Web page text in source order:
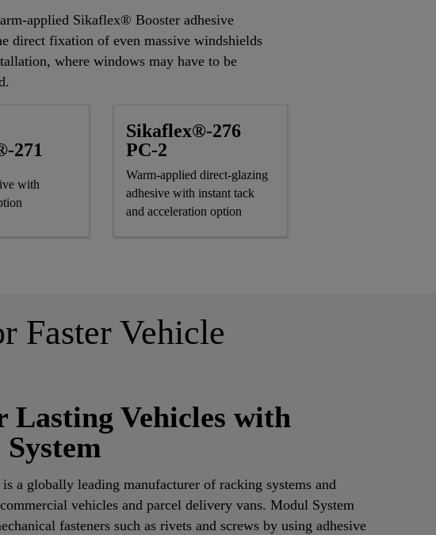
applied Sikaflex® Booster adhesive
direct fixation of even massive windshields
where windows may have to be
271
with
Sikaflex®-276
PC-2
Warm-applied direct-glazing
adhesive with instant tack
and acceleration option
Faster Vehicle
Lasting Vehicles with
a globally leading manufacturer of racking systems and
vehicles and parcel delivery vans. Modul System
fasteners such as rivets and screws by using adhesive